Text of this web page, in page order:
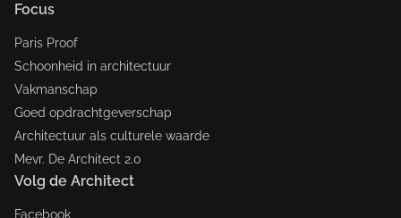
Focus
Paris Proof
Schoonheid in architectuur
Vakmanschap
Goed opdrachtgeverschap
Architectuur als culturele waarde
Mevr. De Architect 2.0
Volg de Architect
Facebook